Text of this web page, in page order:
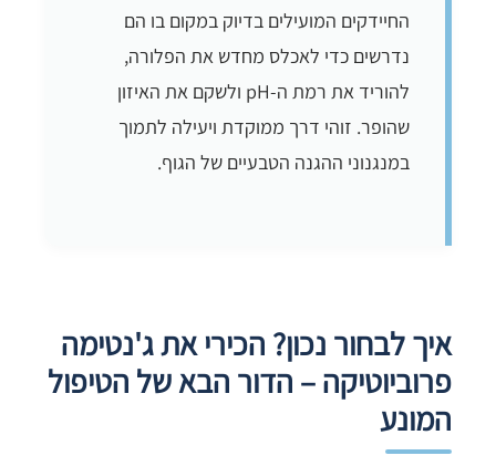
החיידקים המועילים בדיוק במקום בו הם
נדרשים כדי לאכלס מחדש את הפלורה,
להוריד את רמת ה-pH ולשקם את האיזון
שהופר. זוהי דרך ממוקדת ויעילה לתמוך
במנגנוני ההגנה הטבעיים של הגוף.
איך לבחור נכון? הכירי את ג'נטימה
פרוביוטיקה – הדור הבא של הטיפול
המונע